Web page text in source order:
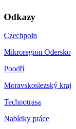
Odkazy
Czechpoin
Mikroregion Odersko
Poodří
Moravskoslezský kraj
Technotrasa
Nabídky práce